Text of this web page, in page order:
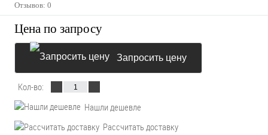
Отзывов: 0
Цена по запросу
Запросить цену
Кол-во:
Нашли дешевле
Рассчитать доставку